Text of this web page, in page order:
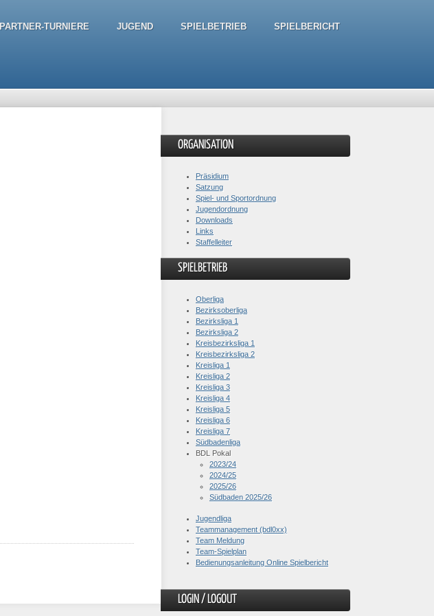
PARTNER-TURNIERE JUGEND SPIELBETRIEB SPIELBERICHT
ORGANISATION
Präsidium
Satzung
Spiel- und Sportordnung
Jugendordnung
Downloads
Links
Staffelleiter
SPIELBETRIEB
Oberliga
Bezirksoberliga
Bezirksliga 1
Bezirksliga 2
Kreisbezirksliga 1
Kreisbezirksliga 2
Kreisliga 1
Kreisliga 2
Kreisliga 3
Kreisliga 4
Kreisliga 5
Kreisliga 6
Kreisliga 7
Südbadenliga
BDL Pokal
2023/24
2024/25
2025/26
Südbaden 2025/26
Jugendliga
Teammanagement (bdl0xx)
Team Meldung
Team-Spielplan
Bedienungsanleitung Online Spielbericht
LOGIN / LOGOUT